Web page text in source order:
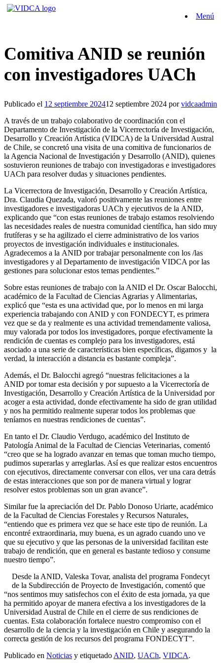
Saltar
Menú
Comitiva ANID se reunión
con investigadores UACh
Publicado el 12 septiembre 202412 septiembre 2024 porvidcaadmin
A través de un trabajo colaborativo de coordinación con el
Departamento de Investigación de la Vicerrectoría de Investigación,
Desarrollo y Creación Artística (VIDCA) de la Universidad Austral
de Chile, se concretó una visita de una comitiva de funcionarios de
la Agencia Nacional de Investigación y Desarrollo (ANID), quienes
sostuvieron reuniones de trabajo con investigadoras e investigadores
UACh para resolver dudas y situaciones pendientes.
La Vicerrectora de Investigación, Desarrollo y Creación Artística,
Dra. Claudia Quezada, valoró positivamente las reuniones entre
investigadores e investigadoras UACh y ejecutivos de la ANID,
explicando que “con estas reuniones de trabajo estamos resolviendo
las necesidades reales de nuestra comunidad científica, han sido muy
frutíferas y se ha agilizado el cierre administrativo de los varios
proyectos de investigación individuales e institucionales.
Agradecemos a la ANID por trabajar personalmente con los /las
investigadores y al Departamento de investigación VIDCA por las
gestiones para solucionar estos temas pendientes.”
Sobre estas reuniones de trabajo con la ANID el Dr. Oscar Balocchi,
académico de la Facultad de Ciencias Agrarias y Alimentarias,
explicó que “esta es una actividad que, por lo menos en mi larga
experiencia trabajando con ANID y con FONDECYT, es primera
vez que se da y realmente es una actividad tremendamente valiosa,
muy valorada por todos los investigadores, porque efectivamente la
rendición de cuentas es complejo para los investigadores, está
asociado a una serie de características bien específicas, digamos y la
verdad, la interacción a distancia es bastante compleja”.
Además, el Dr. Balocchi agregó “nuestras felicitaciones a la
ANID por tomar esta decisión y por supuesto a la Vicerrectoría de
Investigación, Desarrollo y Creación Artística de la Universidad por
acoger a esta actividad, donde efectivamente ha sido de gran utilidad
y nos ha permitido realmente superar todos los problemas que
teníamos en nuestras rendiciones de cuentas”.
En tanto el Dr. Claudio Verdugo, académico del Instituto de
Patología Animal de la Facultad de Ciencias Veterinarias, comentó
“creo que se ha logrado avanzar en temas que toman mucho tiempo,
pudimos superarlas y arreglarlas. Así es que realizar estos encuentros
con ejecutivos, directamente conversar con ellos, ver una cara detrás
de estas interacciones que son por de manera virtual y lograr
resolver estos problemas son un gran avance”.
Similar fue la apreciación del Dr. Pablo Donoso Uriarte, académico
de la Facultad de Ciencias Forestales y Recursos Naturales,
“entiendo que es primera vez que se hace este tipo de reunión. La
encontré extraordinaria, muy buena, es un agrado cuando uno ve
que su ejecutivo y que las personas de la universidad facilitan este
trabajo de rendición, que en general es bastante tedioso y consume
nuestro tiempo”.
Desde la ANID, Valeska Tovar, analista del programa Fondecyt
de la Subdirección de Proyecto de Investigación, comentó que
“nos sentimos muy satisfechos con el éxito de esta jornada, ya que
ha permitido apoyar de manera efectiva a los investigadores de la
Universidad Austral de Chile en el cierre de sus rendiciones de
cuentas. Esta colaboración fortalece nuestro compromiso con el
desarrollo de la ciencia y la investigación en Chile y asegurando la
correcta gestión de los recursos del programa FONDECYT”.
Publicado en Noticias y etiquetado ANID, UACh, VIDCA.